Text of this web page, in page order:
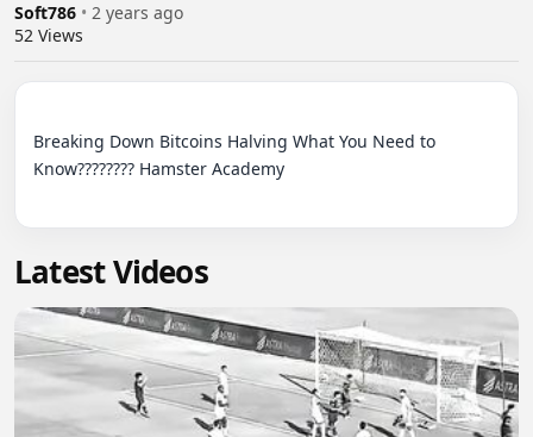
Soft786 • 2 years ago
52 Views
Breaking Down Bitcoins Halving What You Need to
Know???????? Hamster Academy
Latest Videos